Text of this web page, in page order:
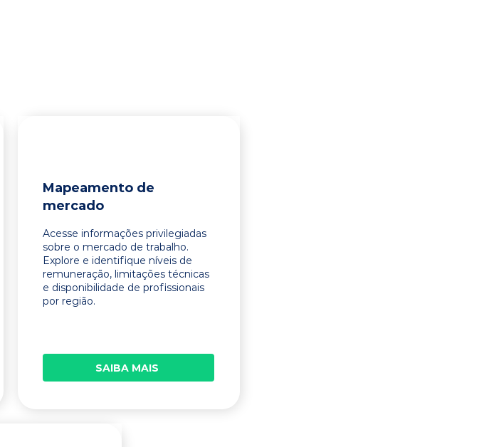
Mapeamento de
mercado
Acesse informações privilegiadas
sobre o mercado de trabalho.
Explore e identifique níveis de
remuneração, limitações técnicas
e disponibilidade de profissionais
por região.
SAIBA MAIS